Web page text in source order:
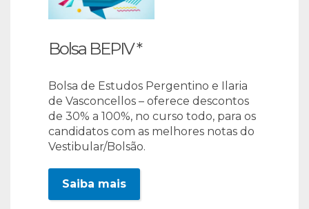
Bolsa BEPIV *
Bolsa de Estudos Pergentino e Ilaria
de Vasconcellos – oferece descontos
de 30% a 100%, no curso todo, para os
candidatos com as melhores notas do
Vestibular/Bolsão.
Saiba mais